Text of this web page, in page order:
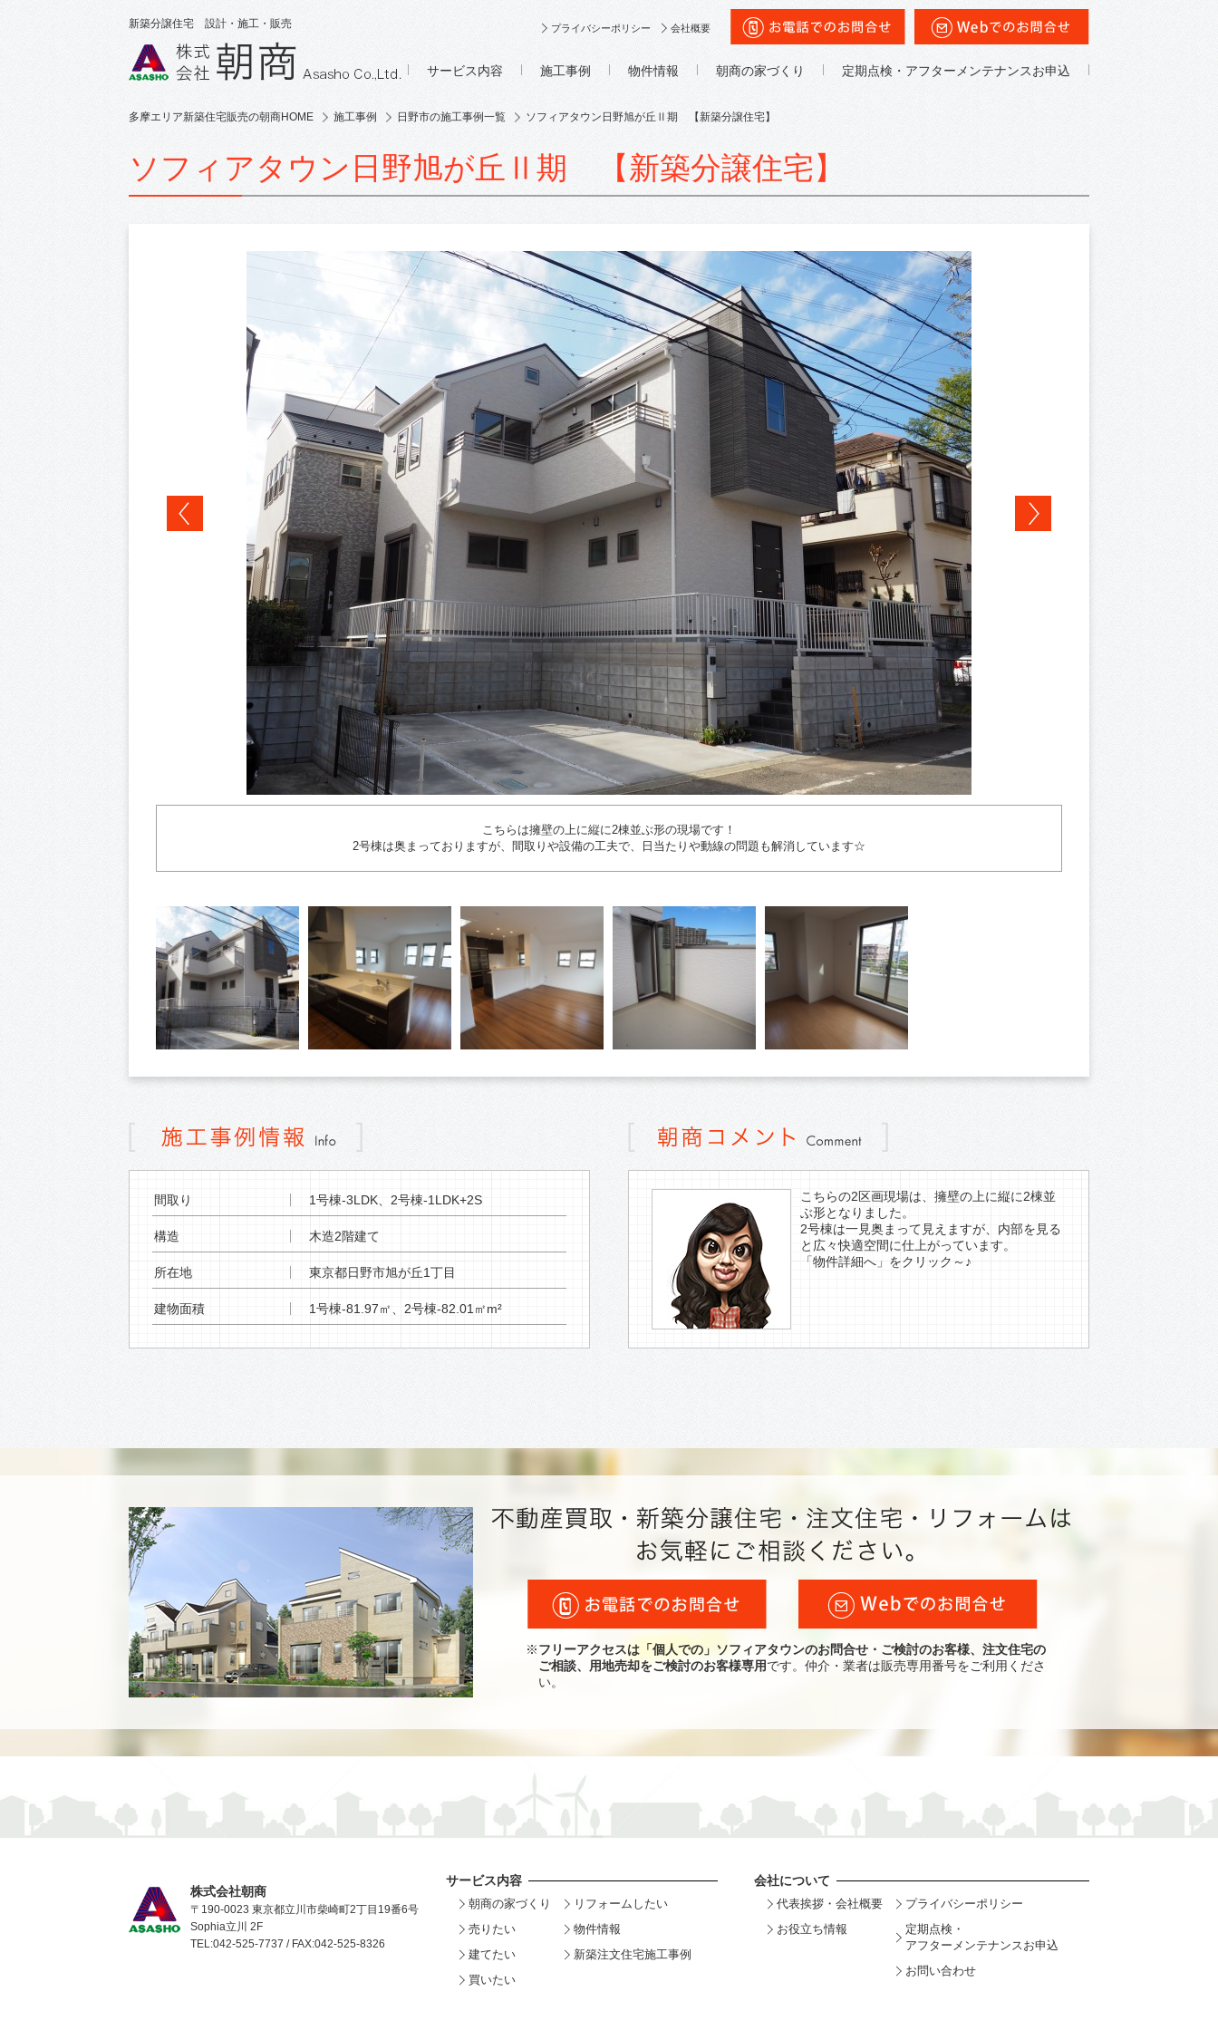
新築分譲住宅 設計・施工・販売 プライバシーポリシー 会社概要
サービス内容 施工事例 物件情報 朝商の家づくり 定期点検・アフターメンテナンスお申込
多摩エリア新築住宅販売の朝商HOME 施工事例 日野市の施工事例一覧 ソフィアタウン日野旭が丘Ⅱ期 【新築分譲住宅】
ソフィアタウン日野旭が丘Ⅱ期 【新築分譲住宅】
こちらは擁壁の上に縦に2棟並ぶ形の現場です！
2号棟は奥まっておりますが、間取りや設備の工夫で、日当たりや動線の問題も解消しています☆
間取り 1号棟-3LDK、2号棟-1LDK+2S
構造 木造2階建て
所在地 東京都日野市旭が丘1丁目
建物面積 1号棟-81.97㎡、2号棟-82.01㎡m²
こちらの2区画現場は、擁壁の上に縦に2棟並
ぶ形となりました。
2号棟は一見奥まって見えますが、内部を見る
と広々快適空間に仕上がっています。
「物件詳細へ」をクリック～♪
※フリーアクセスは「個人での」ソフィアタウンのお問合せ・ご検討のお客様、注文住宅の
ご相談、用地売却をご検討のお客様専用です。仲介・業者は販売専用番号をご利用くださ
い。
株式会社朝商
〒190-0023 東京都立川市柴崎町2丁目19番6号
Sophia立川 2F
TEL:042-525-7737 / FAX:042-525-8326
サービス内容
朝商の家づくり
売りたい
建てたい
買いたい
リフォームしたい
物件情報
新築注文住宅施工事例
会社について
代表挨拶・会社概要
お役立ち情報
プライバシーポリシー
定期点検・
アフターメンテナンスお申込
お問い合わせ